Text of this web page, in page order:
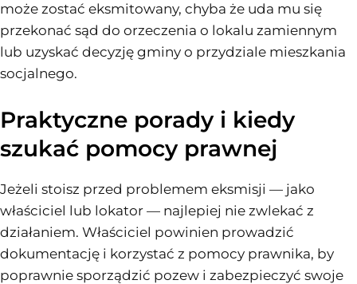
może zostać eksmitowany, chyba że uda mu się
przekonać sąd do orzeczenia o lokalu zamiennym
lub uzyskać decyzję gminy o przydziale mieszkania
socjalnego.
Praktyczne porady i kiedy
szukać pomocy prawnej
Jeżeli stoisz przed problemem eksmisji — jako
właściciel lub lokator — najlepiej nie zwlekać z
działaniem. Właściciel powinien prowadzić
dokumentację i korzystać z pomocy prawnika, by
poprawnie sporządzić pozew i zabezpieczyć swoje